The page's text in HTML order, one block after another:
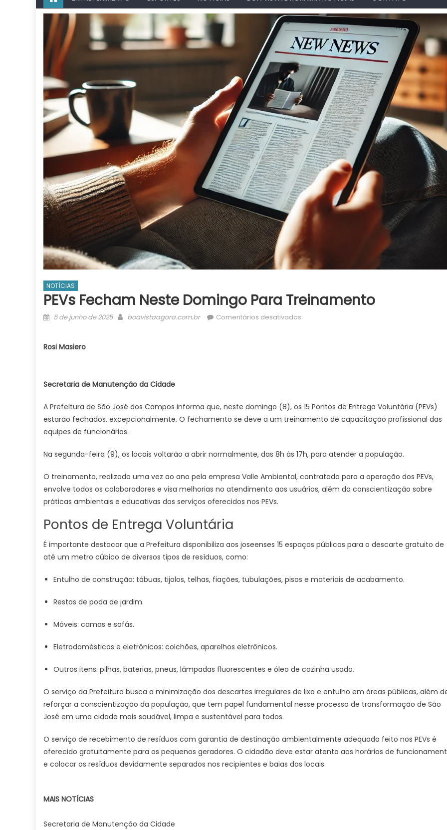
NOTÍCIAS
PEVs Fecham Neste Domingo Para Treinamento
Posted
5 de junho de 2025 Author
boavistaagora.com.br Comentários desativados
Rosi Masiero
Secretaria de Manutenção da Cidade
A Prefeitura de São José dos Campos informa que, neste domingo (8), os 15 Pontos de Entrega Voluntária (PEVs)
estarão fechados, excepcionalmente. O fechamento se deve a um treinamento de capacitação profissional das
equipes de funcionários.
Na segunda-feira (9), os locais voltarão a abrir normalmente, das 8h às 17h, para atender a população.
O treinamento, realizado uma vez ao ano pela empresa Valle Ambiental, contratada para a operação dos PEVs,
envolve todos os colaboradores e visa melhorias no atendimento aos usuários, além da conscientização sobre
práticas ambientais e educativas dos serviços oferecidos nos PEVs.
Pontos de Entrega Voluntária
É importante destacar que a Prefeitura disponibiliza aos joseenses 15 espaços públicos para o descarte gratuito de
até um metro cúbico de diversos tipos de resíduos, como:
Entulho de construção: tábuas, tijolos, telhas, fiações, tubulações, pisos e materiais de acabamento.
Restos de poda de jardim.
Móveis: camas e sofás.
Eletrodomésticos e eletrônicos: colchões, aparelhos eletrônicos.
Outros itens: pilhas, baterias, pneus, lâmpadas fluorescentes e óleo de cozinha usado.
O serviço da Prefeitura busca a minimização dos descartes irregulares de lixo e entulho em áreas públicas, além
reforçar a conscientização da população, que tem papel fundamental nesse processo de transformação de São
José em uma cidade mais saudável, limpa e sustentável para todos.
O serviço de recebimento de resíduos com garantia de destinação ambientalmente adequada feito nos PEVs é
oferecido gratuitamente para os pequenos geradores. O cidadão deve estar atento aos horários de
e colocar os resíduos devidamente separados nos recipientes e baias dos locais.
MAIS NOTÍCIAS
Secretaria de Manutenção da Cidade